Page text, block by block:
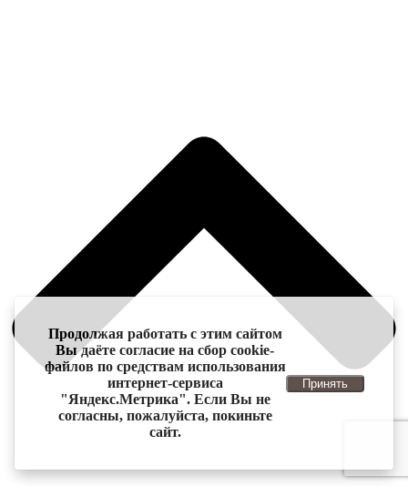
Продолжая работать с этим сайтом
Вы даёте согласие на сбор cookie-
файлов по средствам использования
интернет-сервиса
"Яндекс.Метрика". Если Вы не
согласны, пожалуйста, покиньте
сайт.
Принять